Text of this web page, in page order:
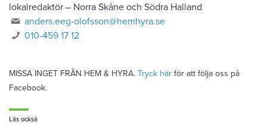
lokalredaktör – Norra Skåne och Södra Halland
anders.eeg-olofsson@hemhyra.se
010-459 17 12
MISSA INGET FRÅN HEM & HYRA. Tryck här för att följa oss på
Facebook.
Läs också